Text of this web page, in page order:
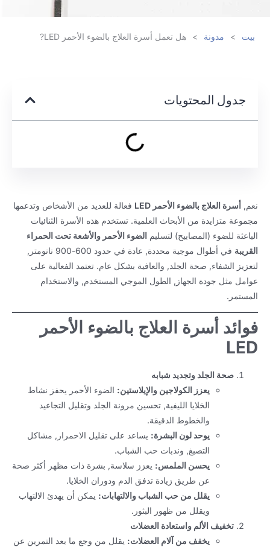
بيت > مدونة > هل تعمل أسرة العلاج بالضوء الأحمر LED?
جدول المحتويات
نعم, أسرة العلاج بالضوء الأحمر LED
فعالة للعديد من الأشخاص وتدعمها
مجموعة متزايدة من الأبحاث العلمية. تستخدم هذه الأسرة الثنائيات
الباعثة للضوء (المصابيح) لتسليم الضوء الأحمر والأشعة تحت الحمراء
القريبة
في أطوال موجية محددة, عادة في حدود 600-900 نانومتر,
لتعزيز الشفاء, صحة الجلد, والعافية بشكل عام. تعتمد الفعالية على
عوامل مثل جودة الجهاز, الطول الموجي المستخدم, والاستخدام
المستمر.
فوائد أسرة العلاج بالضوء الأحمر
LED
صحة الجلد وتجديد شبابه
يعزز الكولاجين والإيلاستين:الضوء الأحمر يحفز نشاط
الخلايا الليفية, تحسين مرونة الجلد وتقليل التجاعيد
والخطوط الدقيقة.
يوحد لون البشرة:يساعد على تقليل الاحمرار, مشاكل
التصبغ, وندبات حب الشباب.
يحسن الملمس:يعزز سلاسة, بشرة ذات مظهر أكثر صحة
عن طريق زيادة تدفق الدم ودوران الخلايا.
يقلل من حب الشباب والالتهابات:يمكن أن يهدئ الالتهاب
ويقلل من ظهور البثور.
تخفيف الألم واستعادة العضلات
يخفف من آلام العضلات:يقلل من وجع ما بعد التمرين عن